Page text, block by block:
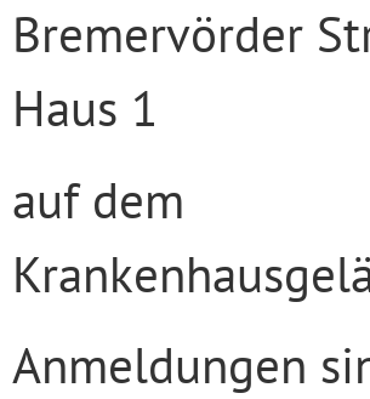
Bremervörder
Haus 1
auf dem
Anmeldungen